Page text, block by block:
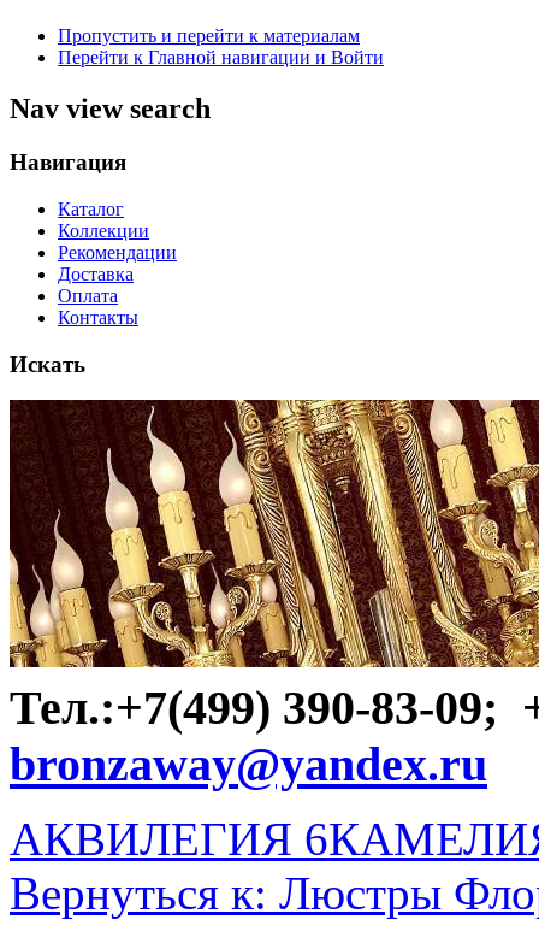
Пропустить и перейти к материалам
Перейти к Главной навигации и Войти
Nav view search
Навигация
Каталог
Коллекции
Рекомендации
Доставка
Оплата
Контакты
Искать
Тел.:+7(499) 390-83-09;
bronzaway@yandex.ru
АКВИЛЕГИЯ 6
Вернуться к: Люстры